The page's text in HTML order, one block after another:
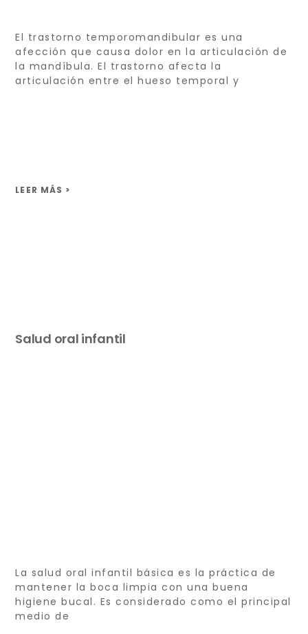
El trastorno temporomandibular es una
afección que causa dolor en la articulación de
la mandíbula. El trastorno afecta la
articulación entre el hueso temporal y
LEER MÁS >
Salud oral infantil
La salud oral infantil básica es la práctica de
mantener la boca limpia con una buena
higiene bucal. Es considerado como el principal
medio de